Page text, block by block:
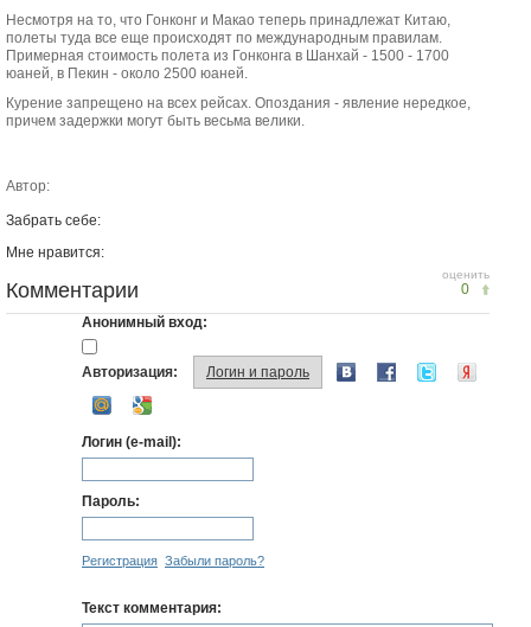
Несмотря на то, что Гонконг и Макао теперь принадлежат Китаю,
полеты туда все еще происходят по международным правилам.
Примерная стоимость полета из Гонконга в Шанхай - 1500 - 1700
юаней, в Пекин - около 2500 юаней.
Курение запрещено на всех рейсах. Опоздания - явление нередкое,
причем задержки могут быть весьма велики.
Автор:
Забрать себе:
Мне нравится:
оценить
0
Комментарии
Анонимный вход:
Авторизация: Логин и пароль
Логин (e-mail):
Пароль:
Регистрация Забыли пароль?
Текст комментария: